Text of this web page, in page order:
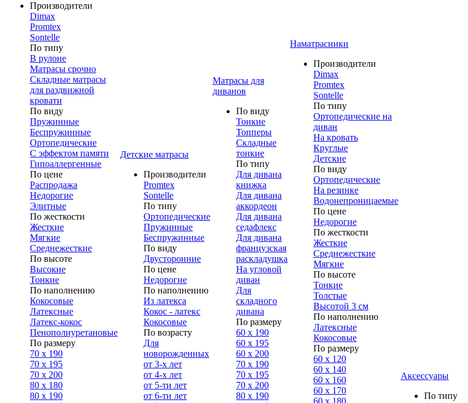
Производители
Dimax
Promtex
Sontelle
По типу
В рулоне
Матрасы срочно
Складные матрасы
для раздвижной
кровати
По виду
Пружинные
Беспружинные
Ортопедические
С эффектом памяти
Гипоаллергенные
По цене
Распродажа
Недорогие
Элитные
По жесткости
Жесткие
Мягкие
Среднежесткие
По высоте
Высокие
Тонкие
По наполнению
Кокосовые
Латексные
Латекс-кокос
Пенополиуретановые
По размеру
70 х 190
70 х 195
70 х 200
80 х 180
80 х 190
Детские матрасы
Производители
Promtex
Sontelle
По типу
Ортопедические
Пружинные
Беспружинные
По виду
Двусторонние
По цене
Недорогие
По наполнению
Из латекса
Кокос - латекс
Кокосовые
По возрасту
Для
новорожденных
от 3-х лет
от 4-х лет
от 5-ти лет
от 6-ти лет
Матрасы для
диванов
По виду
Тонкие
Топперы
Складные
тонкие
По типу
Для дивана
книжка
Для дивана
аккордеон
Для дивана
седафлекс
Для дивана
французская
раскладушка
На угловой
диван
Для
складного
дивана
По размеру
60 х 190
60 х 195
60 х 200
70 x 190
70 х 195
70 x 200
80 x 190
Наматрасники
Производители
Dimax
Promtex
Sontelle
По типу
Ортопедические на
диван
На кровать
Круглые
Детские
По виду
Ортопедические
На резинке
Водонепроницаемые
По цене
Недорогие
По жесткости
Жесткие
Среднежесткие
Мягкие
По высоте
Тонкие
Толстые
Высотой 3 см
По наполнению
Латексные
Кокосовые
По размеру
60 х 120
60 х 140
60 х 160
60 х 170
60 х 180
Аксессуары
По типу